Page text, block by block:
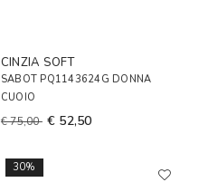
CINZIA SOFT
SABOT PQ1143624G DONNA
CUOIO
€ 75,00 € 52,50
30%